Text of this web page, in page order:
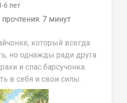
6 лет
7 минут
который всегда
но однажды ради друга
и спас барсучонка.
в себя и свои силы.